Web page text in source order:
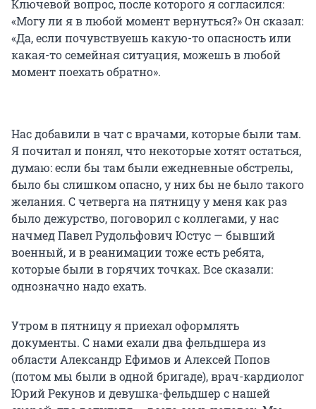
Ключевой вопрос, после которого я согласился:
«Могу ли я в любой момент вернуться?» Он сказал:
«Да, если почувствуешь какую-то опасность или
какая-то семейная ситуация, можешь в любой
момент поехать обратно».
Нас добавили в чат с врачами, которые были там.
Я почитал и понял, что некоторые хотят остаться,
думаю: если бы там были ежедневные обстрелы,
было бы слишком опасно, у них бы не было такого
желания. С четверга на пятницу у меня как раз
было дежурство, поговорил с коллегами, у нас
начмед Павел Рудольфович Юстус — бывший
военный, и в реанимации тоже есть ребята,
которые были в горячих точках. Все сказали:
однозначно надо ехать.
Утром в пятницу я приехал оформлять
документы. С нами ехали два фельдшера из
области Александр Ефимов и Алексей Попов
(потом мы были в одной бригаде), врач-кардиолог
Юрий Рекунов и девушка-фельдшер с нашей